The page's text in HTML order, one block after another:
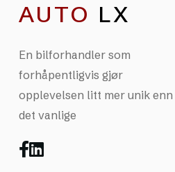
AUTO LX
En bilforhandler som
forhåpentligvis gjør
opplevelsen litt mer unik enn
det vanlige
